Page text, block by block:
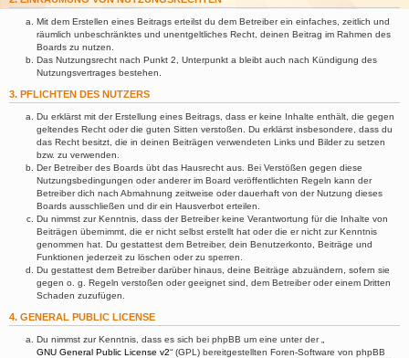
Mit dem Erstellen eines Beitrags erteilst du dem Betreiber ein einfaches, zeitlich und
räumlich unbeschränktes und unentgeltliches Recht, deinen Beitrag im Rahmen des
Boards zu nutzen.
Das Nutzungsrecht nach Punkt 2, Unterpunkt a bleibt auch nach Kündigung des
Nutzungsvertrages bestehen.
3. PFLICHTEN DES NUTZERS
Du erklärst mit der Erstellung eines Beitrags, dass er keine Inhalte enthält, die gegen
geltendes Recht oder die guten Sitten verstoßen. Du erklärst insbesondere, dass du
das Recht besitzt, die in deinen Beiträgen verwendeten Links und Bilder zu setzen
bzw. zu verwenden.
Der Betreiber des Boards übt das Hausrecht aus. Bei Verstößen gegen diese
Nutzungsbedingungen oder anderer im Board veröffentlichten Regeln kann der
Betreiber dich nach Abmahnung zeitweise oder dauerhaft von der Nutzung dieses
Boards ausschließen und dir ein Hausverbot erteilen.
Du nimmst zur Kenntnis, dass der Betreiber keine Verantwortung für die Inhalte von
Beiträgen übernimmt, die er nicht selbst erstellt hat oder die er nicht zur Kenntnis
genommen hat. Du gestattest dem Betreiber, dein Benutzerkonto, Beiträge und
Funktionen jederzeit zu löschen oder zu sperren.
Du gestattest dem Betreiber darüber hinaus, deine Beiträge abzuändern, sofern sie
gegen o. g. Regeln verstoßen oder geeignet sind, dem Betreiber oder einem Dritten
Schaden zuzufügen.
4. GENERAL PUBLIC LICENSE
Du nimmst zur Kenntnis, dass es sich bei phpBB um eine unter der „
GNU General Public License v2“ (GPL) bereitgestellten Foren-Software von phpBB